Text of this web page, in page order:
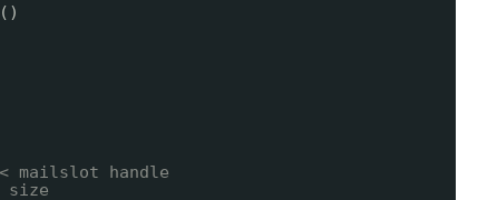
mailslot handle
size